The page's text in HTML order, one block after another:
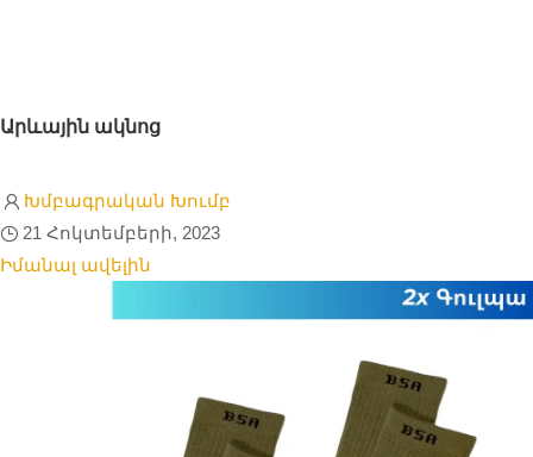
Արևային ակնոց
Խմբագրական Խումբ
21 Հոկտեմբերի, 2023
Իմանալ ավելին